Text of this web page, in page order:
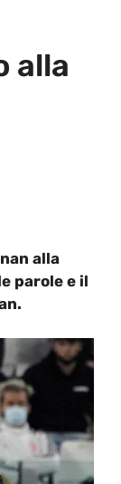
alla
alla
parole e il